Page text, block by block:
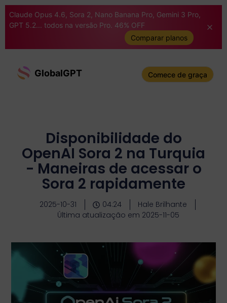
Claude Opus 4.6, Sora 2, Nano Banana Pro, Gemini 3 Pro,
GPT 5.2... todos na versão Pro. 46% OFF
Comparar planos
GlobalGPT Comece de graça
Disponibilidade do
OpenAI Sora 2 na Turquia
- Maneiras de acessar o
Sora 2 rapidamente
2025-10-31 04:24
Hale Brilhante
Última atualização em 2025-11-05